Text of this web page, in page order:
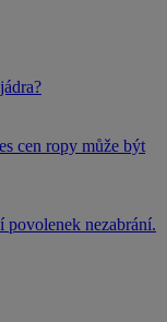
cen ropy může být
povolenek nezabrání.